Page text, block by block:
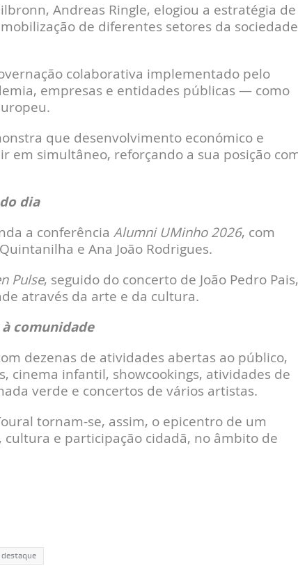
Andreas Ringle, elogiou a estratégia de
de diferentes setores da sociedade
colaborativa implementado pelo
empresas e entidades públicas — como
que desenvolvimento económico e
simultâneo, reforçando a sua posição
dia
a conferência Alumni UMinho 2026, com
e Ana João Rodrigues.
Pulse, seguido do concerto de João Pedro Pais,
através da arte e da cultura.
comunidade
dezenas de atividades abertas ao público,
cinema infantil, showcookings, atividades de
verde e concertos de vários artistas.
tornam-se, assim, o epicentro de um
e participação cidadã, no âmbito de